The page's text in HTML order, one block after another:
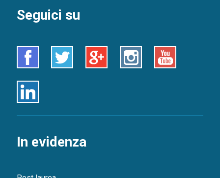
Seguici su
Facebook Twitter Google+ Instagram Youtube
Linkedin
In evidenza